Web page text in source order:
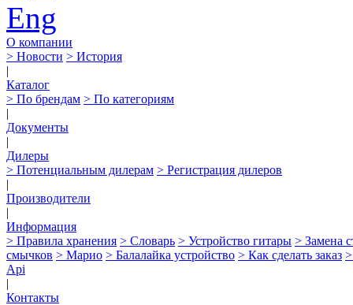
Eng
О компании
> Новости > История
|
Каталог
> По брендам > По категориям
|
Документы
|
Дилеры
> Потенциальным дилерам > Регистрация дилеров
|
Производители
|
Информация
> Правила хранения > Словарь > Устройство гитары > Замена
смычков > Марио > Балалайка устройство > Как сделать заказ
Api
|
Контакты